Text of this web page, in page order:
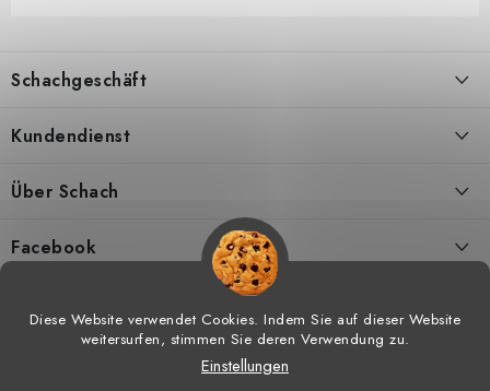
Diese Website verwendet Cookies. Indem Sie auf dieser Website
weitersurfen, stimmen Sie deren Verwendung zu.
Einstellungen
ß
z
e
e
Schachgeschäft
Kontakt
Meine bestellung
Kundendienst
Geschäftsbedingungen
Hilfe bei Reklamationen
Über Schach
Schachtraining
Facebook
Schachgeschäft. Alle Rechte vorbehalten.